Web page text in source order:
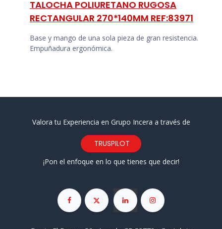
TALOCHA POLIURETANO RUGOSA
RECTANGULAR 270*140MM REF:83971
Base y mango de una sola pieza de gran resistencia.
Empuñadura ergonómica.
Valora tu Experiencia en Grupo Incera a través de
TRUSPILOT
¡Pon el enfoque en lo que tienes que decir!